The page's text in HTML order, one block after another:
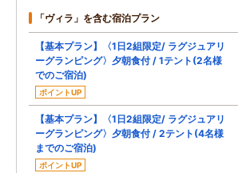
「ヴィラ」を含む宿泊プラン
【基本プラン】〈1日2組限定/ ラグジュアリ
ーグランピング〉夕朝食付 / 1テント(2名様
でのご宿泊)
ポイントUP
【基本プラン】〈1日2組限定/ ラグジュアリ
ーグランピング〉夕朝食付 / 2テント(4名様
までのご宿泊)
ポイントUP